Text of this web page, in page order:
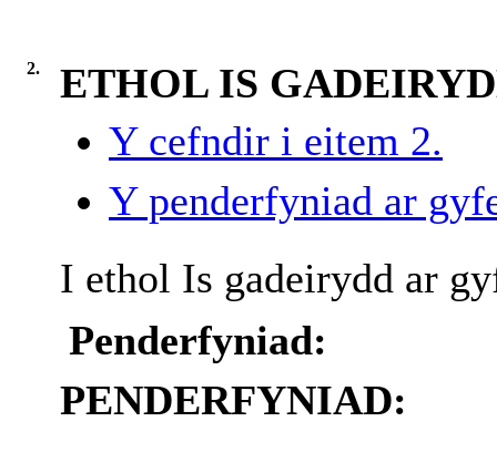
2.
ETHOL IS
Y cefndir i eitem 2.
Y penderfyniad ar
I ethol Is gadeirydd ar
Penderfyniad:
PENDERFYNIAD: